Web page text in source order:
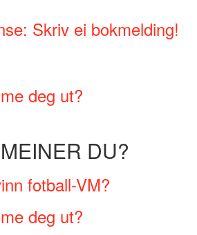
Skriv ei bokmelding!
deg ut?
DU?
fotball-VM?
deg ut?